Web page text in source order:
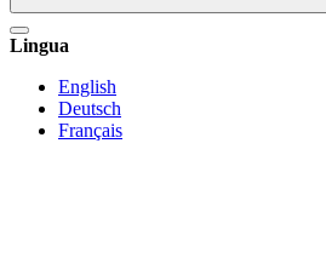
Lingua
English
Deutsch
Français